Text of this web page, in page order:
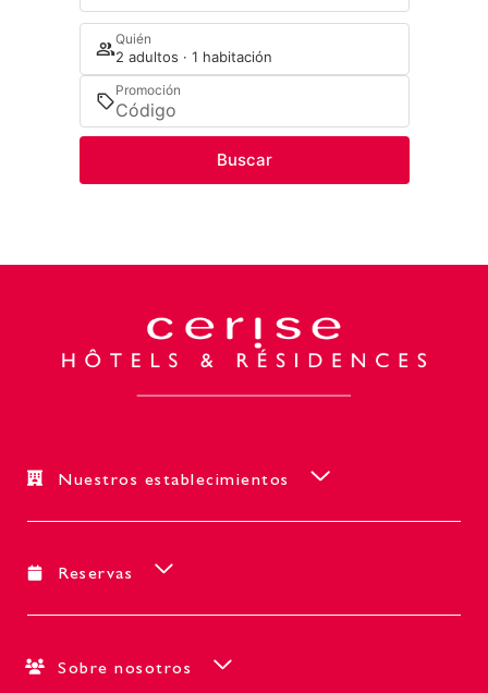
Quién
2 adultos · 1 habitación
Promoción
Buscar
Nuestros establecimientos
Reservas
Sobre nosotros